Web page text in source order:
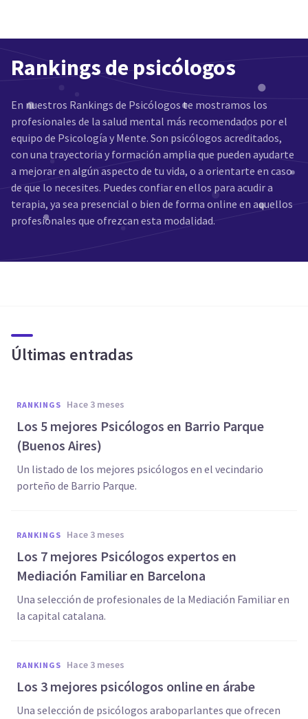
Rankings de psicólogos
En nuestros Rankings de Psicólogos te mostramos los
profesionales de la salud mental más recomendados por el
equipo de Psicología y Mente. Son psicólogos acreditados,
con una trayectoria y formación amplia que pueden ayudarte
a mejorar en algún aspecto de tu vida, o a orientarte en caso
de que lo necesites. Puedes confiar en ellos para acudir a
terapia, ya sea presencial o bien de forma online en aquellos
profesionales que ofrezcan esta modalidad.
Últimas entradas
RANKINGS hace 3 meses
Los 5 mejores Psicólogos en Barrio Parque
(Buenos Aires)
Un listado de los mejores psicólogos en el vecindario
porteño de Barrio Parque.
RANKINGS hace 3 meses
Los 7 mejores Psicólogos expertos en
Mediación Familiar en Barcelona
Una selección de profesionales de la Mediación Familiar en
la capital catalana.
RANKINGS hace 3 meses
Los 3 mejores psicólogos online en árabe
Una selección de psicólogos araboparlantes que ofrecen